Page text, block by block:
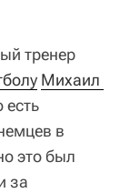
тренер
Михаил
есть
в
это был
за